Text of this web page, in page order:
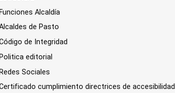
Funciones Alcaldía
de Pasto
de Integridad
Politica editorial
Redes Sociales
cumplimiento directrices de accesibilidad